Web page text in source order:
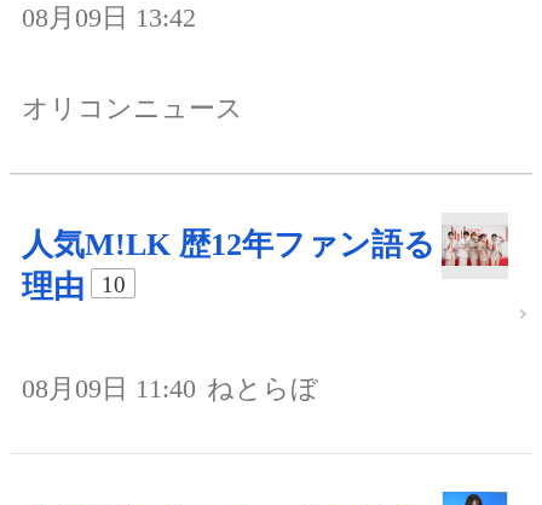
08月09日 13:42
オリコンニュース
人気M!LK 歴12年ファン語る
理由
10
08月09日 11:40 ねとらぼ